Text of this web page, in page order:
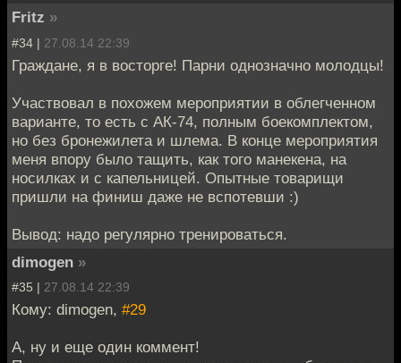
Fritz »
#34 | 27.08.14 22:39
Граждане, я в восторге! Парни однозначно молодцы!
Участвовал в похожем мероприятии в облегченном
варианте, то есть с АК-74, полным боекомплектом,
но без бронежилета и шлема. В конце мероприятия
меня впору было тащить, как того манекена, на
носилках и с капельницей. Опытные товарищи
пришли на финиш даже не вспотевши :)
Вывод: надо регулярно тренироваться.
dimogen »
#35 | 27.08.14 22:39
Кому: dimogen, #29
А, ну и еще один коммент!